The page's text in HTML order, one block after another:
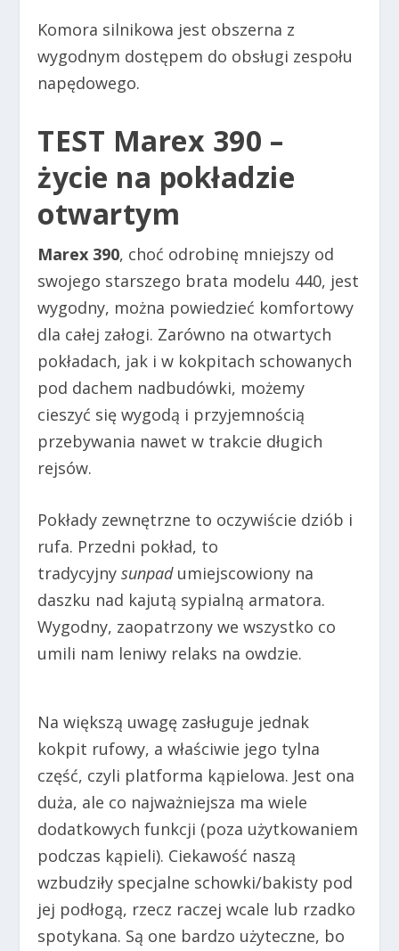
Komora silnikowa jest obszerna z
wygodnym dostępem do obsługi zespołu
napędowego.
TEST Marex 390 –
życie na pokładzie
otwartym
Marex 390, choć odrobinę mniejszy od
swojego starszego brata modelu 440, jest
wygodny, można powiedzieć komfortowy
dla całej załogi. Zarówno na otwartych
pokładach, jak i w kokpitach schowanych
pod dachem nadbudówki, możemy
cieszyć się wygodą i przyjemnością
przebywania nawet w trakcie długich
rejsów.
Pokłady zewnętrzne to oczywiście dziób i
rufa. Przedni pokład, to
tradycyjnysunpadumiejscowiony na
daszku nad kajutą sypialną armatora.
Wygodny, zaopatrzony we wszystko co
umili nam leniwy relaks na owdzie.
Na większą uwagę zasługuje jednak
kokpit rufowy, a właściwie jego tylna
część, czyli platforma kąpielowa. Jest ona
duża, ale co najważniejsza ma wiele
dodatkowych funkcji (poza użytkowaniem
podczas kąpieli). Ciekawość naszą
wzbudziły specjalne schowki/bakisty pod
jej podłogą, rzecz raczej wcale lub rzadko
spotykana. Są one bardzo użyteczne, bo